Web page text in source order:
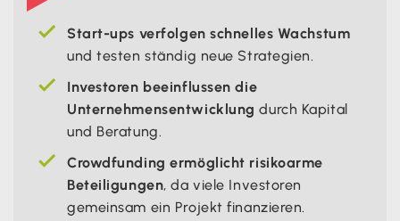
Start-ups verfolgen schnelles Wachstum
und testen ständig neue Strategien.
Investoren beeinflussen die
Unternehmensentwicklung durch Kapital
und Beratung.
Crowdfunding ermöglicht risikoarme
Beteiligungen, da viele Investoren
gemeinsam ein Projekt finanzieren.